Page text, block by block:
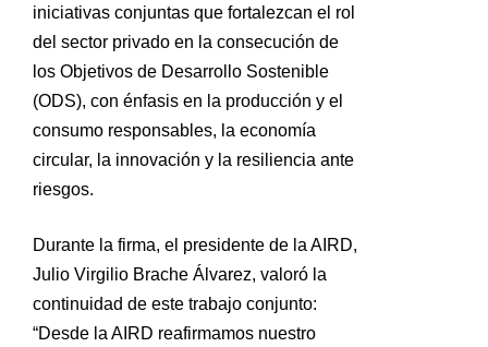
iniciativas conjuntas que fortalezcan el rol
del sector privado en la consecución de
los Objetivos de Desarrollo Sostenible
(ODS), con énfasis en la producción y el
consumo responsables, la economía
circular, la innovación y la resiliencia ante
riesgos.
Durante la firma, el presidente de la AIRD,
Julio Virgilio Brache Álvarez, valoró la
continuidad de este trabajo conjunto:
“Desde la AIRD reafirmamos nuestro